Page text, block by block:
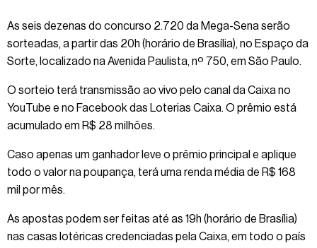
As seis dezenas do concurso 2.720 da Mega-Sena serão
sorteadas, a partir das 20h (horário de Brasília), no Espaço da
Sorte, localizado na Avenida Paulista, nº 750, em São Paulo.
O sorteio terá transmissão ao vivo pelo canal da Caixa no
YouTube e no Facebook das Loterias Caixa. O prêmio está
acumulado em R$ 28 milhões.
Caso apenas um ganhador leve o prêmio principal e aplique
todo o valor na poupança, terá uma renda média de R$ 168
mil por mês.
As apostas podem ser feitas até as 19h (horário de Brasília)
nas casas lotéricas credenciadas pela Caixa, em todo o país